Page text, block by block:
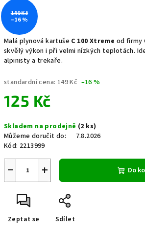
Malá plynová kartuše C 100 Xtreme od firmy
skvělý výkon i při velmi nízkých teplotách.
alpinisty a trekaře.
standardní cena: 149 Kč –16 %
125 Kč
cena:
Skladem na prodejně (2 ks)
Můžeme doručit do:
7.8.2026
Kód: 2213999
+
− Do
Zeptat se Sdílet
149 Kč
–16 %